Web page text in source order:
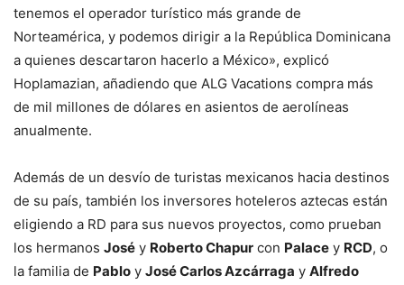
tenemos el operador turístico más grande de
Norteamérica, y podemos dirigir a la República Dominicana
a quienes descartaron hacerlo a México», explicó
Hoplamazian, añadiendo que ALG Vacations compra más
de mil millones de dólares en asientos de aerolíneas
anualmente.
Además de un desvío de turistas mexicanos hacia destinos
de su país, también los inversores hoteleros aztecas están
eligiendo a RD para sus nuevos proyectos, como prueban
los hermanos José y Roberto Chapur con Palace y RCD, o
la familia de Pablo y José Carlos Azcárraga y Alfredo